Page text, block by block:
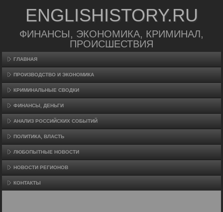
ENGLISHISTORY.RU
ФИНАНСЫ, ЭКОНОМИКА, КРИМИНАЛ,
ПРОИСШЕСТВИЯ
ГЛАВНАЯ
ПРОИЗВΟДСТВО И ЭКОНОМИКА
КРИМИНАЛЬНЫЕ СВОДКИ
ФИНАНСЫ, ДЕНЬГИ
АНАЛИЗ РОССИЙСКИХ СОБЫТИЙ
ПОЛИТИКА, ВЛАСТЬ
ЛЮБОПЫТНЫЕ НОВОСТИ
НОВОСТИ РЕГИОНОВ
КОНТАКТЫ